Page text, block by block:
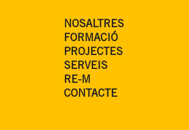
NOSALTRES
FORMACIÓ
PROJECTES
SERVEIS
RE-M
CONTACTE